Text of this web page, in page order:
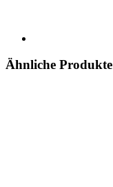
Ähnliche Produkte